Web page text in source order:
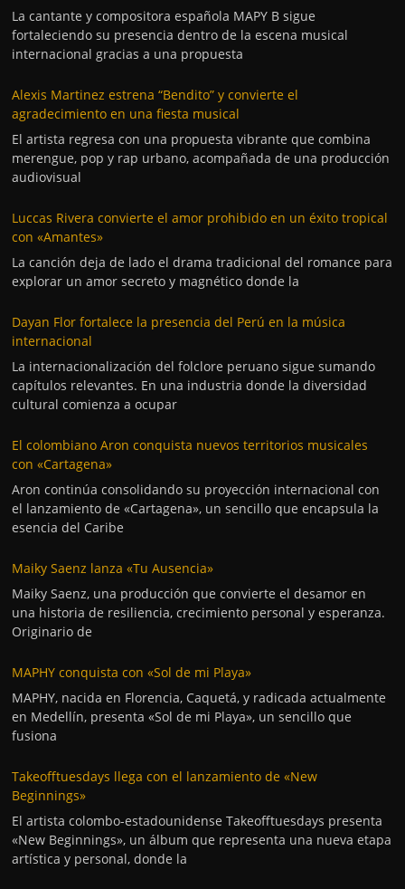
La cantante y compositora española MAPY B sigue
fortaleciendo su presencia dentro de la escena musical
internacional gracias a una propuesta
Alexis Martinez estrena “Bendito” y convierte el
agradecimiento en una fiesta musical
El artista regresa con una propuesta vibrante que combina
merengue, pop y rap urbano, acompañada de una producción
audiovisual
Luccas Rivera convierte el amor prohibido en un éxito tropical
con «Amantes»
La canción deja de lado el drama tradicional del romance para
explorar un amor secreto y magnético donde la
Dayan Flor fortalece la presencia del Perú en la música
internacional
La internacionalización del folclore peruano sigue sumando
capítulos relevantes. En una industria donde la diversidad
cultural comienza a ocupar
El colombiano Aron conquista nuevos territorios musicales
con «Cartagena»
Aron continúa consolidando su proyección internacional con
el lanzamiento de «Cartagena», un sencillo que encapsula la
esencia del Caribe
Maiky Saenz lanza «Tu Ausencia»
Maiky Saenz, una producción que convierte el desamor en
una historia de resiliencia, crecimiento personal y esperanza.
Originario de
MAPHY conquista con «Sol de mi Playa»
MAPHY, nacida en Florencia, Caquetá, y radicada actualmente
en Medellín, presenta «Sol de mi Playa», un sencillo que
fusiona
Takeofftuesdays llega con el lanzamiento de «New
Beginnings»
El artista colombo-estadounidense Takeofftuesdays presenta
«New Beginnings», un álbum que representa una nueva etapa
artística y personal, donde la